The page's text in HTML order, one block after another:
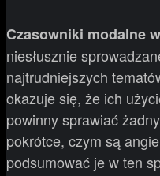
Czasowniki modalne
niesłusznie
najtrudniejszych
okazuje się, że ich
powinny sprawiać
pokrótce, czym są
podsumować je w ten